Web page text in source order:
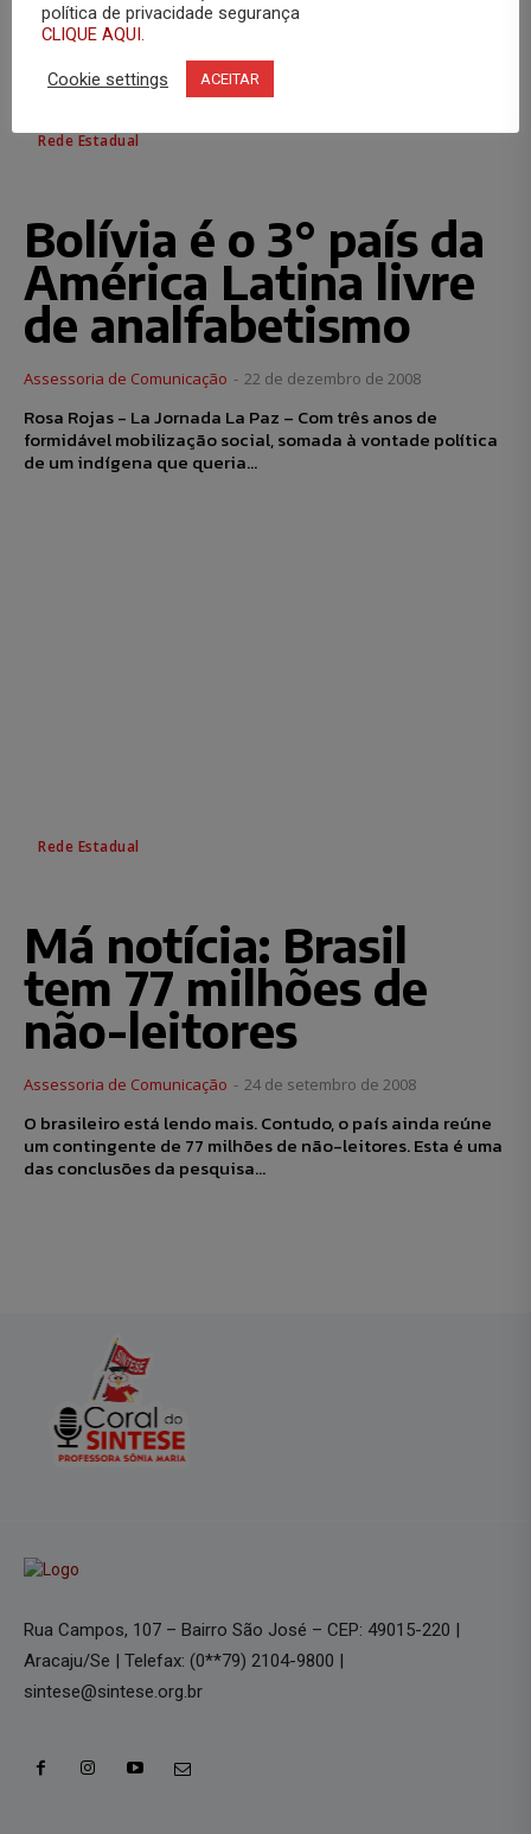
Rede Estadual
Bolívia é o 3° país da
América Latina livre
de analfabetismo
Assessoria de Comunicação - 22 de dezembro de 2008
Rosa Rojas - La Jornada La Paz – Com três anos de
formidável mobilização social, somada à vontade política
de um indígena que queria...
Rede Estadual
Má notícia: Brasil
tem 77 milhões de
não-leitores
Assessoria de Comunicação - 24 de setembro de 2008
O brasileiro está lendo mais. Contudo, o país ainda reúne
um contingente de 77 milhões de não-leitores. Esta é uma
das conclusões da pesquisa...
Rua Campos, 107 – Bairro São José – CEP: 49015-220 |
Aracaju/Se | Telefax: (0**79) 2104-9800 |
sintese@sintese.org.br
política de privacidade segurança
CLIQUE AQUI.
Cookie settings ACEITAR